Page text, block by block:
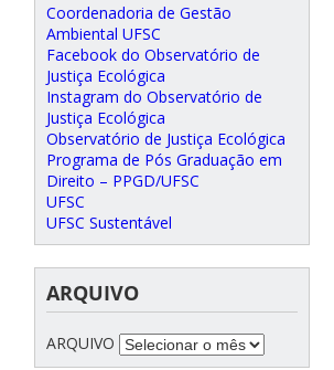
Coordenadoria de Gestão
Ambiental UFSC
Facebook do Observatório de
Justiça Ecológica
Instagram do Observatório de
Justiça Ecológica
Observatório de Justiça Ecológica
Programa de Pós Graduação em
Direito – PPGD/UFSC
UFSC
UFSC Sustentável
ARQUIVO
ARQUIVO